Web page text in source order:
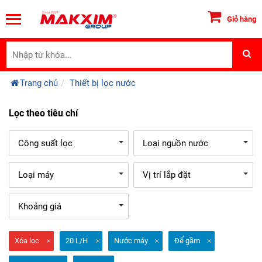
Giỏ hàng
Trang chủ Thiết bị lọc nước
Lọc theo tiêu chí
Công suất lọc Loại nguồn nước
Loại máy Vị trí lắp đặt
Khoảng giá
Xóa lọc 20 L/H Nước máy Để gầm